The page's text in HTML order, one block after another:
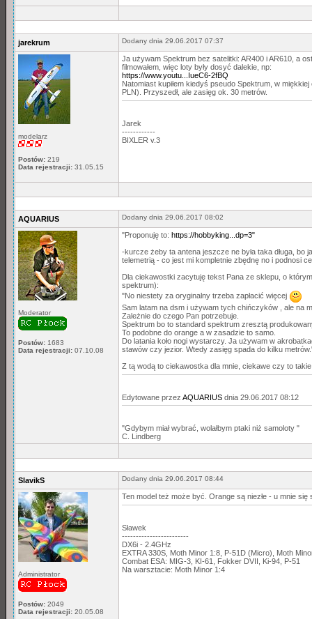
jarekrum Dodany dnia 29.06.2017 07:37
modelarz
Postów: 219
Data rejestracji: 31.05.15
Ja używam Spektrum bez satelitki: AR400 i AR610, a
filmowałem, więc loty były dosyć dalekie, np:
https://www.youtu...IueC6-2fBQ
Natomiast kupiłem kiedyś pseudo Spektrum, w
PLN). Przyszedł, ale zasięg ok. 30 metrów.
Jarek
------------
BIXLER v.3
AQUARIUS Dodany dnia 29.06.2017 08:02
Moderator
Postów: 1683
Data rejestracji: 07.10.08
"Proponuję to: https://hobbyking...dp=3"
-kurcze żeby ta antena jeszcze ne była taka długa,
telemetrią - co jest mi kompletnie zbędnę no i podnosi
Dla ciekawostki zacytuję tekst Pana ze sklepu, o
spektrum):
"No niestety za oryginalny trzeba zapłacić więcej
Sam latam na dsm i używam tych chińczyków , ale na
Zależnie do czego Pan potrzebuje.
Spektrum bo to standard spektrum zresztą
To podobne do orange a w zasadzie to samo.
Do latania koło nogi wystarczy. Ja używam w
stawów czy jezior. Wtedy zasięg spada do kilku
Z tą wodą to ciekawostka dla mnie, ciekawe czy to
Edytowane przez AQUARIUS dnia 29.06.2017 08:12
"Gdybym miał wybrać, wolałbym ptaki niż samoloty "
C. Lindberg
SlavikS Dodany dnia 29.06.2017 08:44
Administrator
Postów: 2049
Data rejestracji: 20.05.08
Ten model też może być. Orange są niezłe - u mnie
Sławek
------------------------
DX6i - 2.4GHz
EXTRA 330S, Moth Minor 1:8, P-51D (Micro), Moth
Combat ESA: MIG-3, KI-61, Fokker DVII, Ki-94, P-51
Na warsztacie: Moth Minor 1:4